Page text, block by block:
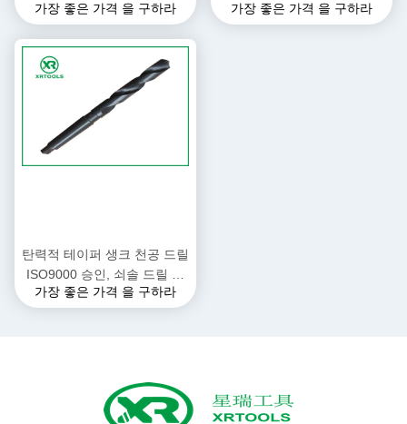
끝이 좁아진 드릴 비트
가장 좋은 가격 을 구하라
비트 / 마텔은 절차를 분쇄했
가장 좋은 가격 을 구하라
탄력적 테이퍼 생크 천공 드릴
ISO9000 승인, 쇠솔 드릴 비
트를 구깁니다
가장 좋은 가격 을 구하라